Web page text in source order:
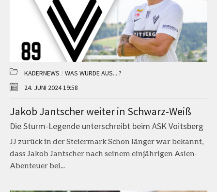
KADERNEWS /WAS WURDE AUS... ?
24. JUNI 2024 19:58
Jakob Jantscher weiter in Schwarz-Weiß
Die Sturm-Legende unterschreibt beim ASK Voitsberg
JJ zurück in der Steiermark Schon länger war bekannt,
dass Jakob Jantscher nach seinem einjährigen Asien-
Abenteuer bei...